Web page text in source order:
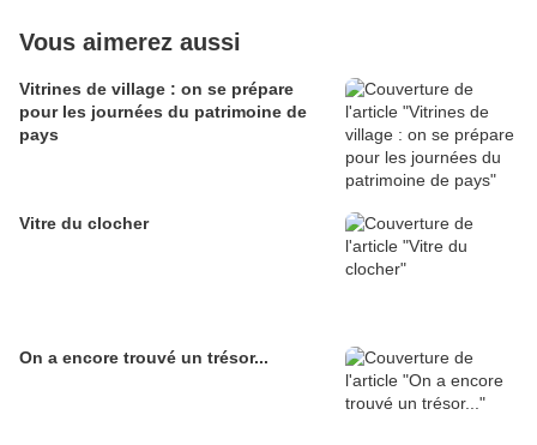
Vous aimerez aussi
Vitrines de village : on se prépare
pour les journées du patrimoine de
pays
Vitre du clocher
On a encore trouvé un trésor...